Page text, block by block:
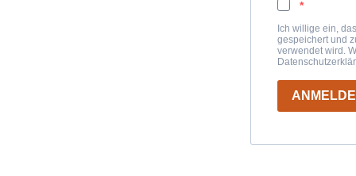
Ich willige ein,
gespeichert und
verwendet wird.